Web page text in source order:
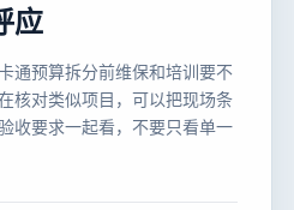
应
通预算拆分前维保和培训要不
核对类似项目，可以把现场条
收要求一起看，不要只看单一